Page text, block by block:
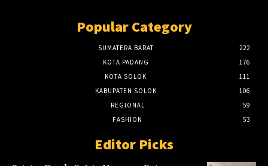
Popular Category
SUMATERA BARAT
222
KOTA PADANG
176
KOTA SOLOK
111
KABUPATEN SOLOK
106
REGIONAL
59
FASHION
53
Editor Picks